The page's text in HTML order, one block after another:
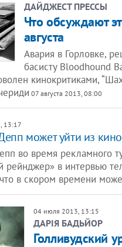
ДАЙДЖЕСТ ПРЕССЫ
Что обсуждают
августа
Авария в Горловке,
басисту Bloodhound
кинокритиками,
07 августа 2013, 08:00
13:17
может уйти из кино
во время рекламного
рейнджер» в интервью
в скором времени
04 июля 2013, 13:15
ДАРІЯ БАДЬЙОР
Голливудский